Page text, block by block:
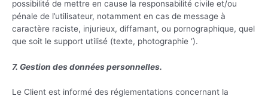
possibilité de mettre en cause la responsabilité civile et/ou
pénale de l’utilisateur, notamment en cas de message à
caractère raciste, injurieux, diffamant, ou pornographique, quel
que soit le support utilisé (texte, photographie ‘).
7. Gestion des données personnelles.
Le Client est informé des réglementations concernant la